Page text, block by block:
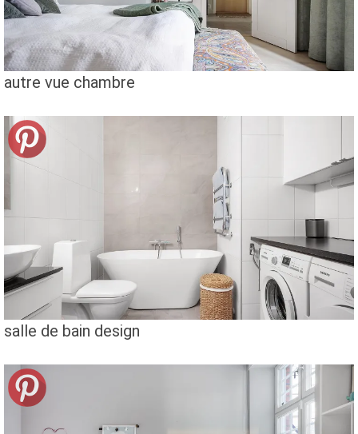
autre vue chambre
salle de bain design